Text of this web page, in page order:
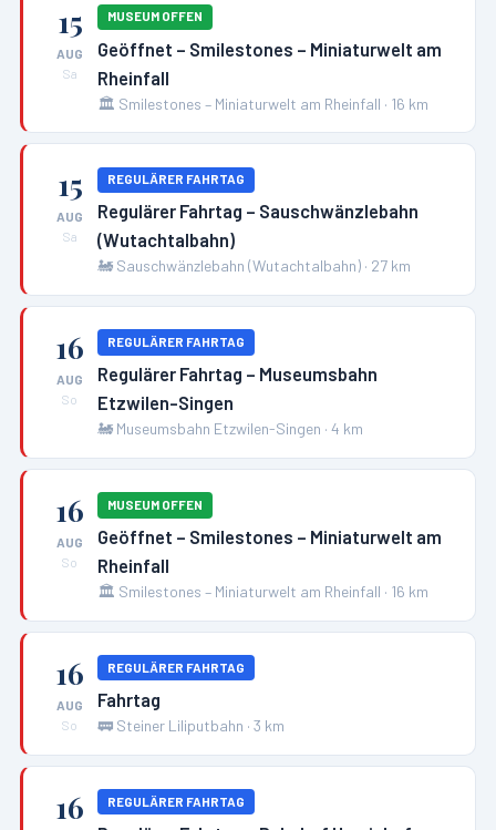
15
AUG
Sa
MUSEUM OFFEN
Geöffnet – Smilestones – Miniaturwelt am
Rheinfall
🏛️ Smilestones – Miniaturwelt am Rheinfall · 16 km
15
AUG
Sa
REGULÄRER FAHRTAG
Regulärer Fahrtag – Sauschwänzlebahn
(Wutachtalbahn)
🚂 Sauschwänzlebahn (Wutachtalbahn) · 27 km
16
AUG
So
REGULÄRER FAHRTAG
Regulärer Fahrtag – Museumsbahn
Etzwilen-Singen
🚂 Museumsbahn Etzwilen-Singen ·4 km
16
AUG
So
MUSEUM OFFEN
Geöffnet – Smilestones – Miniaturwelt am
Rheinfall
🏛️ Smilestones – Miniaturwelt am Rheinfall · 16 km
16
AUG
So
REGULÄRER FAHRTAG
Fahrtag
🚃 Steiner Liliputbahn ·3 km
16 REGULÄRER FAHRTAG